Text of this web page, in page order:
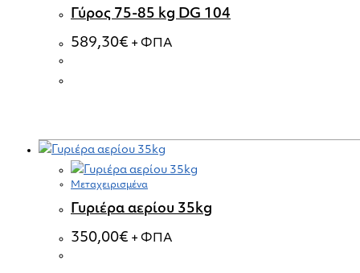
Γύρος 75-85 kg DG 104
589,30€ + ΦΠΑ
Μεταχειρισμένα
Γυριέρα αερίου 35kg
350,00€ + ΦΠΑ